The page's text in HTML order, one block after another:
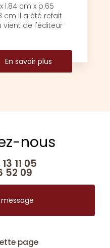
l.84 cm x p.65
cm Il a été refait
vient de l'éditeur
En savoir plus
nous
11 05
52 09
page